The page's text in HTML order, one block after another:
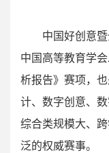
中国好创意
中国高等教育学
析报告》赛项，
计、数字创意、
综合类规模大、
泛的权威赛事。